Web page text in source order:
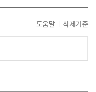
도움말 삭제기준